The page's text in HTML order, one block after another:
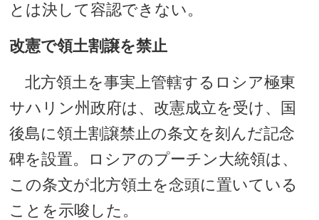
とは決して容認できない。
改憲で領土割譲を禁止
北方領土を事実上管轄するロシア極東
サハリン州政府は、改憲成立を受け、国
後島に領土割譲禁止の条文を刻んだ記念
碑を設置。ロシアのプーチン大統領は、
この条文が北方領土を念頭に置いている
ことを示唆した。